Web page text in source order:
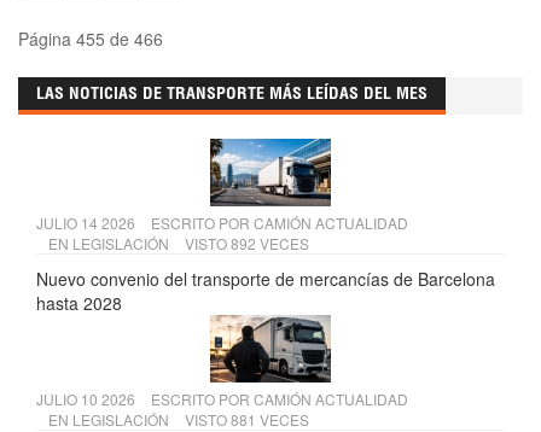
Página 455 de 466
LAS NOTICIAS DE TRANSPORTE MÁS LEÍDAS DEL MES
JULIO 14 2026 ESCRITO POR CAMIÓN ACTUALIDAD
EN LEGISLACIÓN VISTO 892 VECES
Nuevo convenio del transporte de mercancías de Barcelona
hasta 2028
JULIO 10 2026 ESCRITO POR CAMIÓN ACTUALIDAD
EN LEGISLACIÓN VISTO 881 VECES